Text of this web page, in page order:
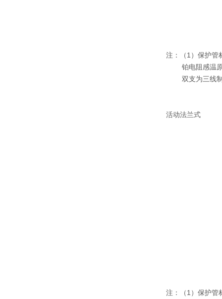
注：（1）保护管
铂电阻感温原
双支为三线制
活动法兰式
注：（1）保护管